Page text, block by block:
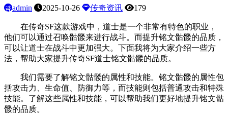
admin 2025-10-26 传奇资讯 179
在传奇SF这款游戏中，道士是一个非常有特色的职业，
他们可以通过召唤骷髅来进行战斗。而提升铭文骷髅的品质，
可以让道士在战斗中更加强大。下面我将为大家介绍一些方
法，帮助大家提升传奇SF道士铭文骷髅的品质。
我们需要了解铭文骷髅的属性和技能。铭文骷髅的属性包
括攻击力、生命值、防御力等，而技能则包括普通攻击和特殊
技能。了解这些属性和技能，可以帮助我们更好地提升铭文骷
髅的品质。